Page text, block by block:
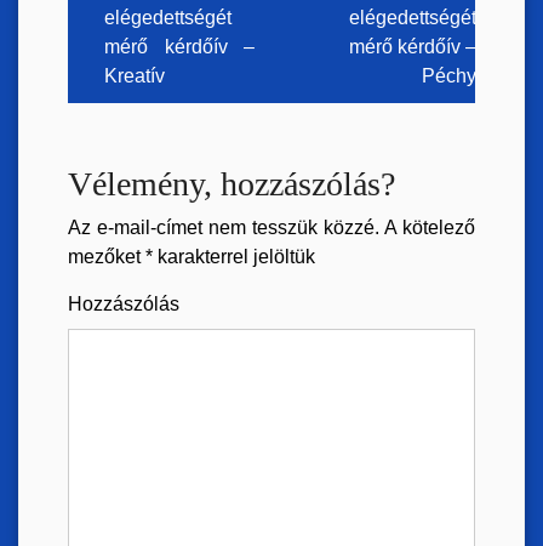
elégedettségét
mérő kérdőív –
Kreatív
elégedettségét
mérő kérdőív –
Péchy
Vélemény, hozzászólás?
Az e-mail-címet nem tesszük közzé. A kötelező
mezőket* karakterrel jelöltük
Hozzászólás